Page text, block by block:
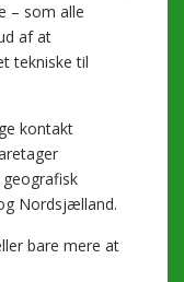
– som alle
af at
tekniske til
kontakt
Nordsjælland.
bare mere at